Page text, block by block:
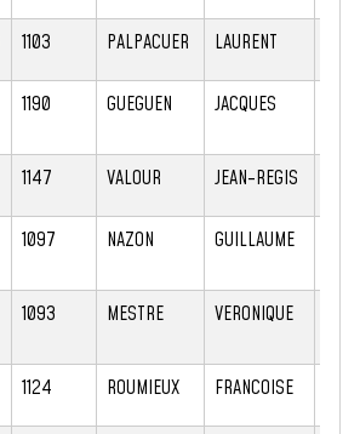
1103 PALPACUER LAURENT
1190 GUEGUEN JACQUES
1147 VALOUR JEAN-REGIS
1097 NAZON GUILLAUME
1093 MESTRE VERONIQUE
1124 ROUMIEUX FRANCOISE